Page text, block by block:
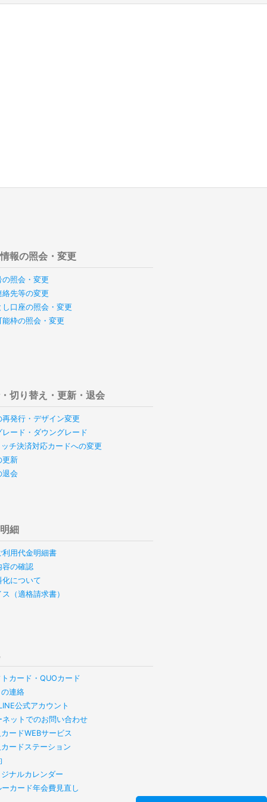
報の照会・変更
の照会・変更
絡先等の変更
し口座の照会・変更
能枠の照会・変更
切り替え・更新・退会
再発行・デザイン変更
レード・ダウングレード
チ決済対応カードへの変更
更新
退会
細
利用代金明細書
容の確認
化について
（適格請求書）
カード・QUOカード
連絡
公式アカウント
ネットでのお問い合わせ
ードWEBサービス
ードステーション
ナルカレンダー
カード年会費見直し